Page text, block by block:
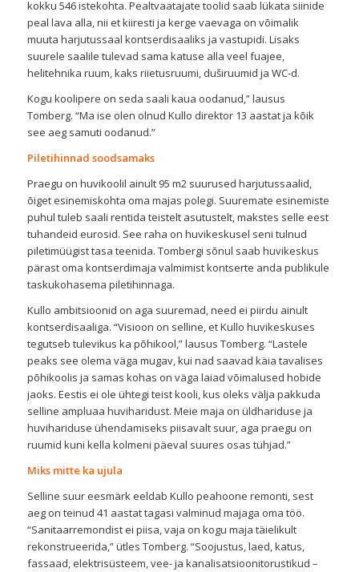
kokku 546 istekohta. Pealtvaatajate toolid saab lükata siinide
peal lava alla, nii et kiiresti ja kerge vaevaga on võimalik
muuta harjutussaal kontserdisaaliks ja vastupidi. Lisaks
suurele saalile tulevad sama katuse alla veel fuajee,
helitehnika ruum, kaks riietusruumi, duširuumid ja WC-d.
Kogu koolipere on seda saali kaua oodanud,” lausus
Tomberg. “Ma ise olen olnud Kullo direktor 13 aastat ja kõik
see aeg samuti oodanud.”
Piletihinnad soodsamaks
Praegu on huvikoolil ainult 95 m2 suurused harjutussaalid,
õiget esinemiskohta oma majas polegi. Suuremate esinemiste
puhul tuleb saali rentida teistelt asutustelt, makstes selle eest
tuhandeid eurosid. See raha on huvikeskusel seni tulnud
piletimüügist tasa teenida. Tombergi sõnul saab huvikeskus
pärast oma kontserdimaja valmimist kontserte anda publikule
taskukohasema piletihinnaga.
Kullo ambitsioonid on aga suuremad, need ei piirdu ainult
kontserdisaaliga. “Visioon on selline, et Kullo huvikeskuses
tegutseb tulevikus ka põhikool,” lausus Tomberg. “Lastele
peaks see olema väga mugav, kui nad saavad käia tavalises
põhikoolis ja samas kohas on väga laiad võimalused hobide
jaoks. Eestis ei ole ühtegi teist kooli, kus oleks välja pakkuda
selline ampluaa huviharidust. Meie maja on üldhariduse ja
huvihariduse ühendamiseks piisavalt suur, aga praegu on
ruumid kuni kella kolmeni päeval suures osas tühjad.”
Miks mitte ka ujula
Selline suur eesmärk eeldab Kullo peahoone remonti, sest
aeg on teinud 41 aastat tagasi valminud majaga oma töö.
“Sanitaarremondist ei piisa, vaja on kogu maja täielikult
rekonstrueerida,” ütles Tomberg. “Soojustus, laed, katus,
fassaad, elektrisüsteem, vee- ja kanalisatsioonitorustikud –